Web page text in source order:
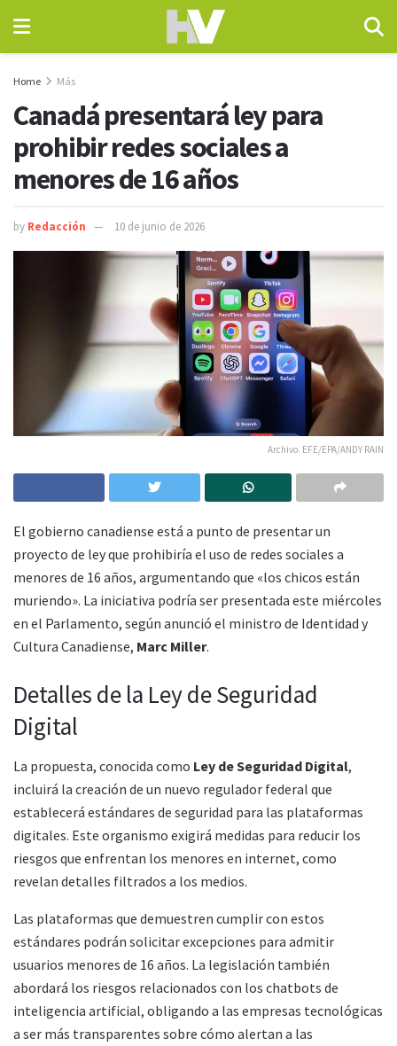
Home Más
Canadá presentará ley para
prohibir redes sociales a
menores de 16 años
by Redacción 10 de junio de 2026
Archivo. EFE/EPA/ANDY RAIN
El gobierno canadiense está a punto de presentar un
proyecto de ley que prohibiría el uso de redes sociales a
menores de 16 años, argumentando que «los chicos están
muriendo». La iniciativa podría ser presentada este miércoles
en el Parlamento, según anunció el ministro de Identidad y
Cultura Canadiense, Marc Miller.
Detalles de la Ley de Seguridad
Digital
La propuesta, conocida como Ley de Seguridad Digital,
incluirá la creación de un nuevo regulador federal que
establecerá estándares de seguridad para las plataformas
digitales. Este organismo exigirá medidas para reducir los
riesgos que enfrentan los menores en internet, como
revelan detalles filtrados a los medios.
Las plataformas que demuestren cumplir con estos
estándares podrán solicitar excepciones para admitir
usuarios menores de 16 años. La legislación también
abordará los riesgos relacionados con los chatbots de
inteligencia artificial, obligando a las empresas tecnológicas
a ser más transparentes sobre cómo alertan a las